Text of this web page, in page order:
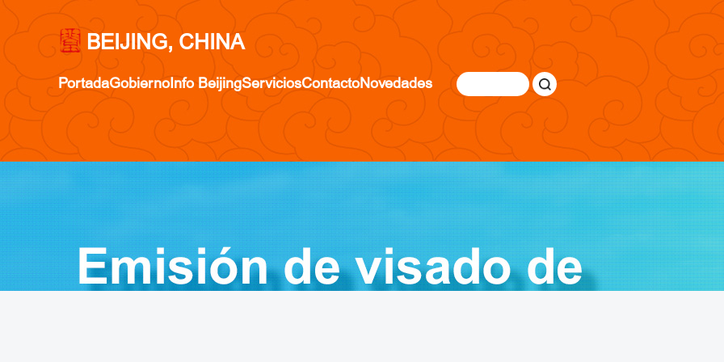
BEIJING, CHINA
PortadaGobiernoInfo BeijingServiciosContactoNovedades